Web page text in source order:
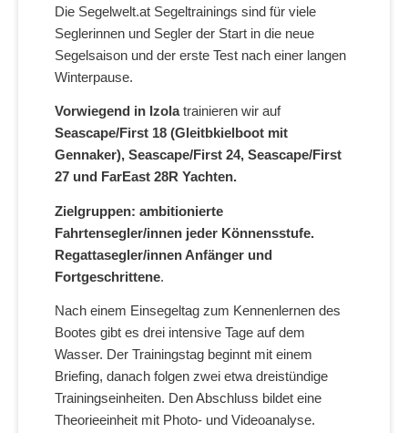
Die Segelwelt.at Segeltrainings sind für viele
Seglerinnen und Segler der Start in die neue
Segelsaison und der erste Test nach einer langen
Winterpause.
Vorwiegend in Izolatrainieren wir auf
Seascape/First 18 (Gleitbkielboot mit
Gennaker), Seascape/First 24, Seascape/First
27 und FarEast 28R Yachten.
Zielgruppen: ambitionierte
Fahrtensegler/innen jeder Könnensstufe.
Regattasegler/innen Anfänger und
Fortgeschrittene.
Nach einem Einsegeltag zum Kennenlernen des
Bootes gibt es drei intensive Tage auf dem
Wasser. Der Trainingstag beginnt mit einem
Briefing, danach folgen zwei etwa dreistündige
Trainingseinheiten. Den Abschluss bildet eine
Theorieeinheit mit Photo- und Videoanalyse.